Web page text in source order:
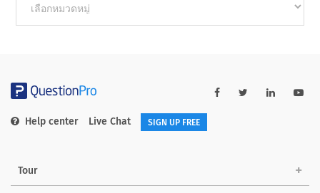
categories
Help center Live Chat SIGN UP FREE
Tour